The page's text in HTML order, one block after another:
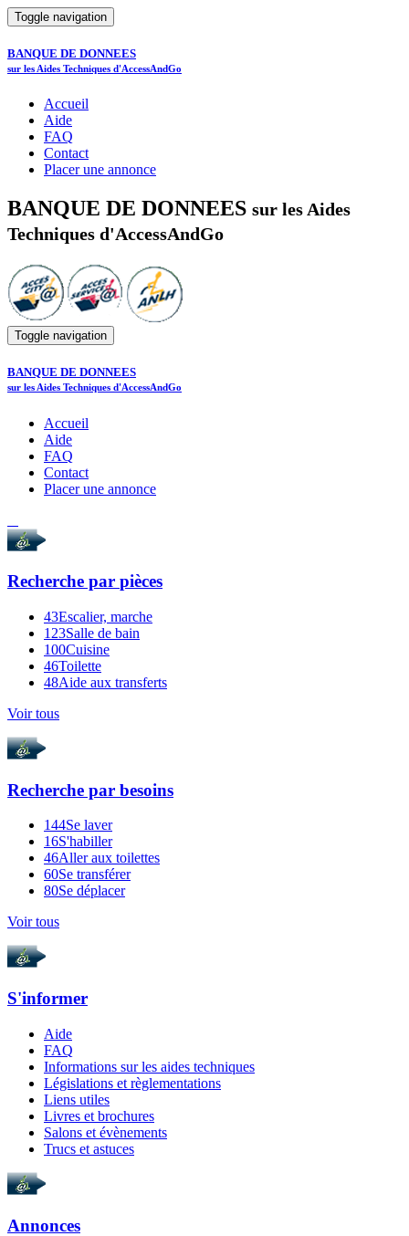
Toggle navigation
BANQUE DE DONNEES
sur les Aides Techniques d'AccessAndGo
Accueil
Aide
FAQ
Contact
Placer une annonce
BANQUE DE DONNEES sur les Aides
Techniques d'AccessAndGo
Toggle navigation
BANQUE DE DONNEES
sur les Aides Techniques d'AccessAndGo
Accueil
Aide
FAQ
Contact
Placer une annonce
Recherche par pièces
43Escalier, marche
123Salle de bain
100Cuisine
46Toilette
48Aide aux transferts
Voir tous
Recherche par besoins
144Se laver
16S'habiller
46Aller aux toilettes
60Se transférer
80Se déplacer
Voir tous
S'informer
Aide
FAQ
Informations sur les aides techniques
Législations et règlementations
Liens utiles
Livres et brochures
Salons et évènements
Trucs et astuces
Annonces